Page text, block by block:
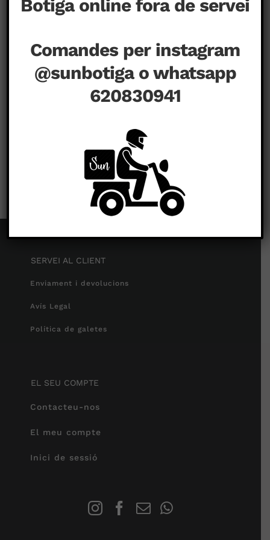
SERVEI AL CLIENT
Enviament i devolucions
Avís Legal
Política de galetes
EL SEU COMPTE
Contacteu-nos
El meu compte
Inici de sessió
Botiga online fora de servei
Comandes per instagram
@sunbotiga o whatsapp
620830941